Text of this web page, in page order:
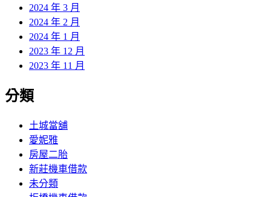
2024 年 3 月
2024 年 2 月
2024 年 1 月
2023 年 12 月
2023 年 11 月
分類
土城當舖
愛妮雅
房屋二胎
新莊機車借款
未分類